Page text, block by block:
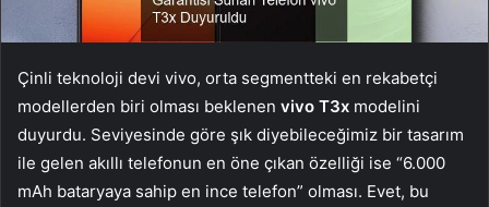
Çinli teknoloji devi vivo, orta segmentteki en rekabetçi
modellerden biri olması beklenen vivo T3x modelini
duyurdu. Seviyesinde göre şık diyebileceğimiz bir tasarım
ile gelen akıllı telefonun en öne çıkan özelliği ise “6.000
mAh bataryaya sahip en ince telefon” olması. Evet, bu